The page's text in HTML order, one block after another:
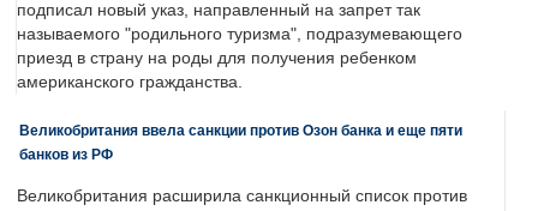
подписал новый указ, направленный на запрет так
называемого "родильного туризма", подразумевающего
приезд в страну на роды для получения ребенком
американского гражданства.
Великобритания ввела санкции против Озон банка и еще пяти
банков из РФ
Великобритания расширила санкционный список против